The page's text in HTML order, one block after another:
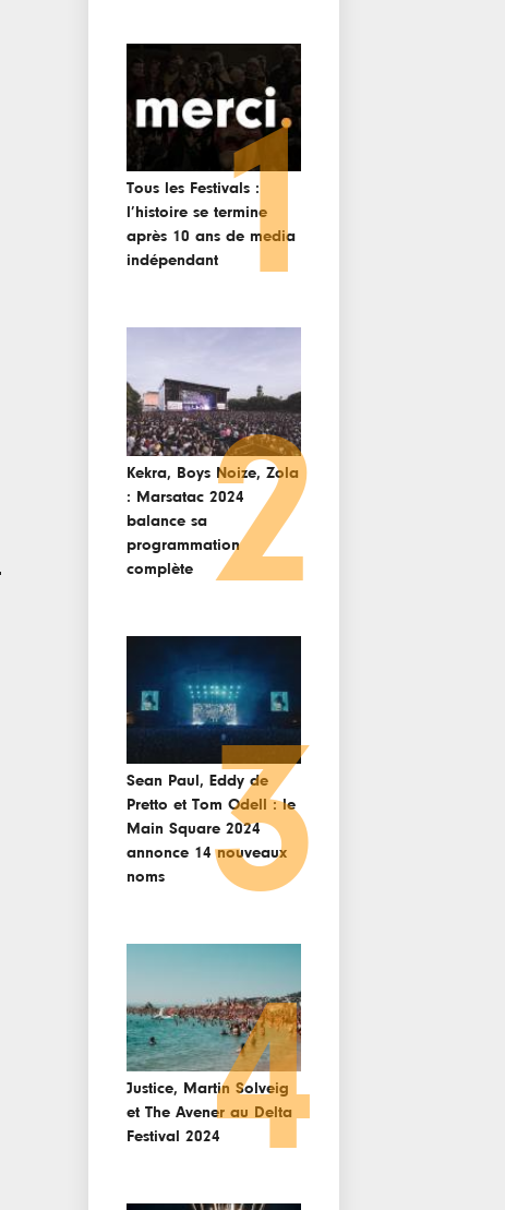
Tous les Festivals :
l’histoire se termine
après 10 ans de media
indépendant1
Kekra, Boys Noize, Zola
: Marsatac 2024
balance sa
programmation
complète
2
Sean Paul, Eddy de
Pretto et Tom Odell : le
Main Square 2024
annonce 14 nouveaux
noms
3
Justice, Martin Solveig
et The Avener au Delta
Festival 20244